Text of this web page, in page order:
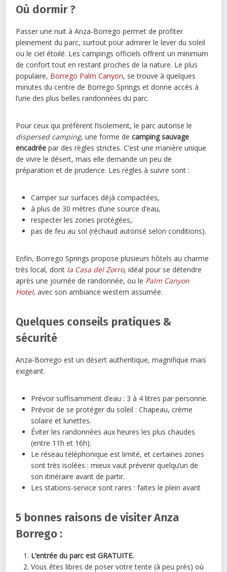
Où dormir ?
Passer une nuit à Anza‑Borrego permet de profiter
pleinement du parc, surtout pour admirer le lever du soleil
ou le ciel étoilé. Les campings officiels offrent un minimum
de confort tout en restant proches de la nature. Le plus
populaire, Borrego Palm Canyon, se trouve à quelques
minutes du centre de Borrego Springs et donne accès à
l’une des plus belles randonnées du parc.
Pour ceux qui préfèrent l’isolement, le parc autorise le
dispersed camping, une forme decamping sauvage
encadrée par des règles strictes. C’est une manière unique
de vivre le désert, mais elle demande un peu de
préparation et de prudence. Les règles à suivre sont :
Camper sur surfaces déjà compactées,
à plus de 30 mètres d’une source d’eau,
respecter les zones protégées,
pas de feu au sol (réchaud autorisé selon conditions).
Enfin, Borrego Springs propose plusieurs hôtels au charme
très local, dont la Casa del Zorro, idéal pour se détendre
après une journée de randonnée, ou le Palm Canyon
Hotel, avec son ambiance western assumée.
Quelques conseils pratiques &
sécurité
Anza‑Borrego est un désert authentique, magnifique mais
exigeant.
Prévoir suffisamment d’eau : 3 à 4 litres par personne.
Prévoir de se protéger du soleil : Chapeau, crème
solaire et lunettes.
Éviter les randonnées aux heures les plus chaudes
(entre 11h et 16h).
Le réseau téléphonique est limité, et certaines zones
sont très isolées : mieux vaut prévenir quelqu’un de
son itinéraire avant de partir.
Les stations-service sont rares : faites le plein avant
5 bonnes raisons de visiterAnza
Borrego :
L’entrée du parc est GRATUITE.
Vous êtes libres de poser votre tente (à peu près) où